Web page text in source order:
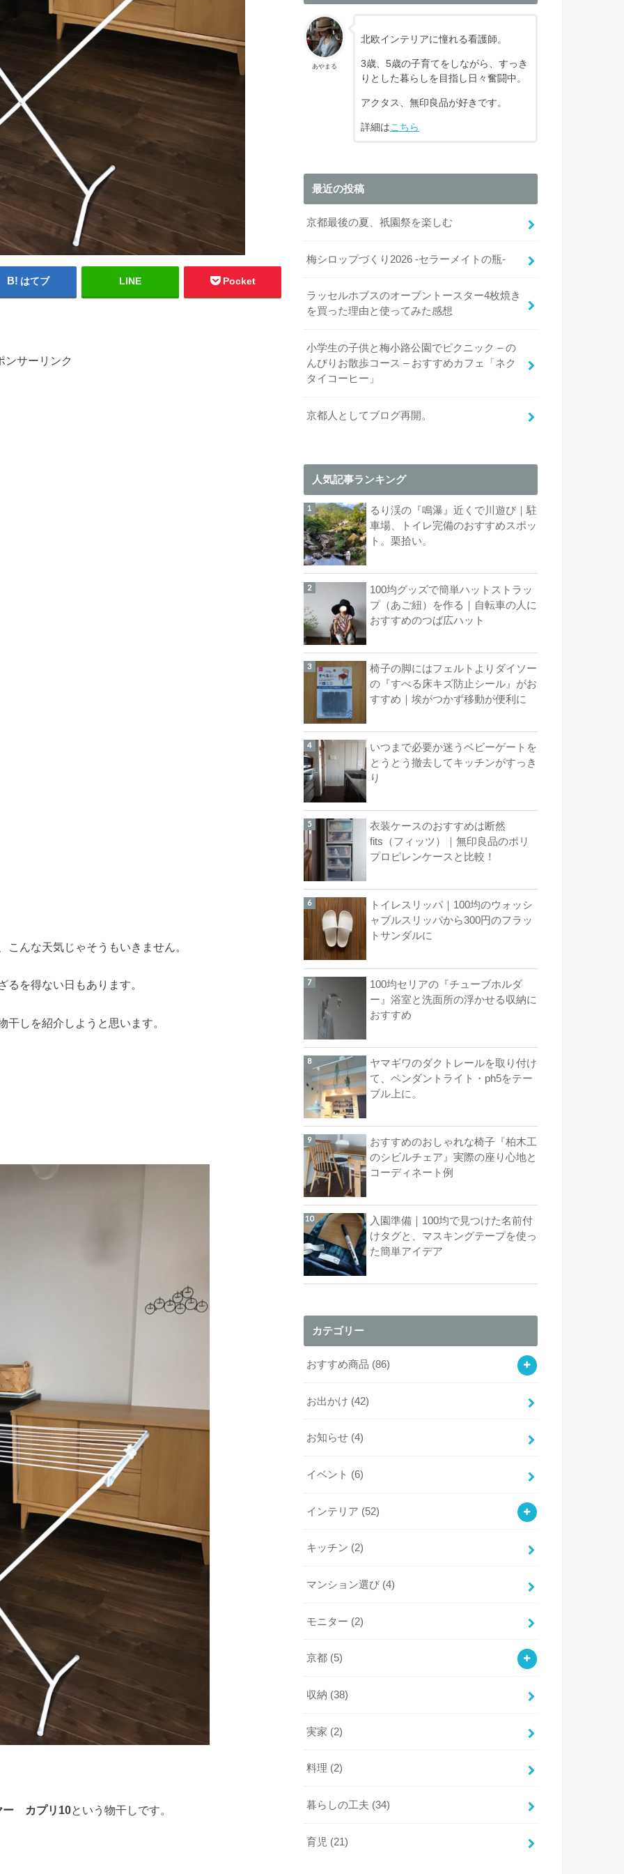
はてブ LINE Pocket
ンサーリンク
んな天気じゃそうもいきません。
を得ない日もあります。
しを紹介しようと思います。
ー カプリ10という物干しです。
あやまる
北欧インテリアに憧れる看護師。
3歳、5歳の子育てをしながら、すっき
りとした暮らしを目指し日々奮闘中。
アクタス、無印良品が好きです。
詳細はこちら
最近の投稿
京都最後の夏、祇園祭を楽しむ
梅シロップづくり2026 -セラーメイトの瓶-
ラッセルホブスのオーブントースター4枚焼き
を買った理由と使ってみた感想
小学生の子供と梅小路公園でピクニック – の
んびりお散歩コース – おすすめカフェ「ネク
タイコーヒー」
京都人としてブログ再開。
人気記事ランキング
るり渓の『鳴瀑』近くで川遊び｜駐
車場、トイレ完備のおすすめスポッ
ト。栗拾い。
100均グッズで簡単ハットストラッ
プ（あご紐）を作る｜自転車の人に
おすすめのつば広ハット
椅子の脚にはフェルトよりダイソー
の『すべる床キズ防止シール』がお
すすめ｜埃がつかず移動が便利に
いつまで必要か迷うベビーゲートを
とうとう撤去してキッチンがすっき
り
衣装ケースのおすすめは断然
fits（フィッツ）｜無印良品のポリ
プロピレンケースと比較！
トイレスリッパ｜100均のウォッシ
ャブルスリッパから300円のフラッ
トサンダルに
100均セリアの『チューブホルダ
ー』浴室と洗面所の浮かせる収納に
おすすめ
ヤマギワのダクトレールを取り付け
て、ペンダントライト・ph5をテー
ブル上に。
おすすめのおしゃれな椅子『柏木工
のシビルチェア』実際の座り心地と
コーディネート例
入園準備｜100均で見つけた名前付
けタグと、マスキングテープを使っ
た簡単アイデア
カテゴリー
おすすめ商品 (86)
お出かけ (42)
お知らせ (4)
イベント (6)
インテリア (52)
キッチン (2)
マンション選び (4)
モニター (2)
京都 (5)
収納 (38)
実家 (2)
料理 (2)
暮らしの工夫 (34)
育児 (21)